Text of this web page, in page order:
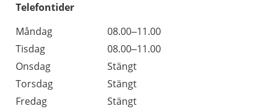
Telefontider
Måndag
08.00–11.00
Tisdag
08.00–11.00
Onsdag
Stängt
Torsdag
Stängt
Fredag
Stängt